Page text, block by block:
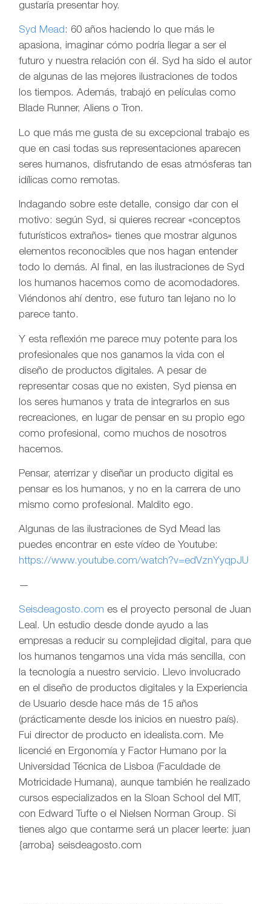
gustaría presentar hoy.
Syd Mead: 60 años haciendo lo que más le
apasiona, imaginar cómo podría llegar a ser el
futuro y nuestra relación con él. Syd ha sido el autor
de algunas de las mejores ilustraciones de todos
los tiempos. Además, trabajó en películas como
Blade Runner, Aliens o Tron.
Lo que más me gusta de su excepcional trabajo es
que en casi todas sus representaciones aparecen
seres humanos, disfrutando de esas atmósferas tan
idílicas como remotas.
Indagando sobre este detalle, consigo dar con el
motivo: según Syd, si quieres recrear «conceptos
futurísticos extraños» tienes que mostrar algunos
elementos reconocibles que nos hagan entender
todo lo demás. Al final, en las ilustraciones de Syd
los humanos hacemos como de acomodadores.
Viéndonos ahí dentro, ese futuro tan lejano no lo
parece tanto.
Y esta reflexión me parece muy potente para los
profesionales que nos ganamos la vida con el
diseño de productos digitales. A pesar de
representar cosas que no existen, Syd piensa en
los seres humanos y trata de integrarlos en sus
recreaciones, en lugar de pensar en su propio ego
como profesional, como muchos de nosotros
hacemos.
Pensar, aterrizar y diseñar un producto digital es
pensar es los humanos, y no en la carrera de uno
mismo como profesional. Maldito ego.
Algunas de las ilustraciones de Syd Mead las
puedes encontrar en este vídeo de Youtube:
https://www.youtube.com/watch?v=edVznYyqpJU
—
Seisdeagosto.com es el proyecto personal de Juan
Leal. Un estudio desde donde ayudo a las
empresas a reducir su complejidad digital, para que
los humanos tengamos una vida más sencilla, con
la tecnología a nuestro servicio. Llevo involucrado
en el diseño de productos digitales y la Experiencia
de Usuario desde hace más de 15 años
(prácticamente desde los inicios en nuestro país).
Fui director de producto en idealista.com. Me
licencié en Ergonomía y Factor Humano por la
Universidad Técnica de Lisboa (Faculdade de
Motricidade Humana), aunque también he realizado
cursos especializados en la Sloan School del MIT,
con Edward Tufte o el Nielsen Norman Group. Si
tienes algo que contarme será un placer leerte: juan
{arroba} seisdeagosto.com